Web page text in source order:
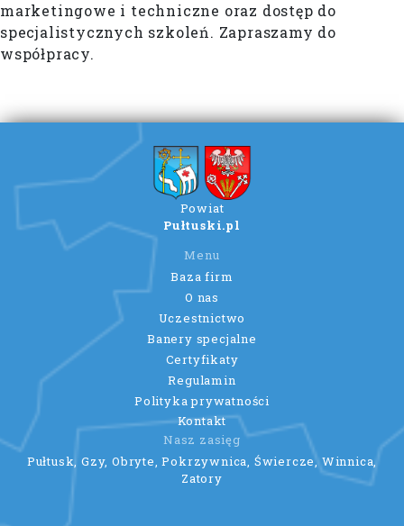
marketingowe i techniczne oraz dostęp do
specjalistycznych szkoleń. Zapraszamy do
współpracy.
Powiat
Pułtuski.pl
Menu
Baza firm
O nas
Uczestnictwo
Banery specjalne
Certyfikaty
Regulamin
Polityka prywatności
Kontakt
Nasz zasięg
Pułtusk, Gzy, Obryte, Pokrzywnica, Świercze, Winnica,
Zatory